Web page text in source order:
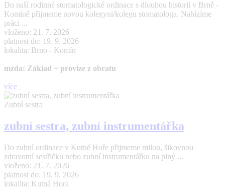
Do naší rodinné stomatologické ordinace s dlouhou historií v Brně -
Komíně přijmeme novou kolegyni/kolegu stomatologa. Nabízíme
práci ...
vloženo: 21. 7. 2026
platnost do: 19. 9. 2026
lokalita: Brno - Komín
mzda: Základ + provize z obratu
více
Zubní sestra
zubní sestra, zubní instrumentářka
Do zubní ordinace v Kutné Hoře přijmeme milou, šikovnou
zdravotní sestřičku nebo zubní instrumentářku na plný ...
vloženo: 21. 7. 2026
platnost do: 19. 9. 2026
lokalita: Kutná Hora